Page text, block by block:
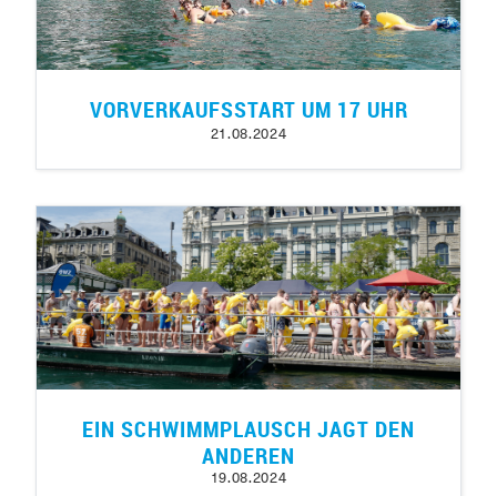
VORVERKAUFSSTART UM 17 UHR
21.08.2024
EIN SCHWIMMPLAUSCH JAGT DEN
ANDEREN
19.08.2024